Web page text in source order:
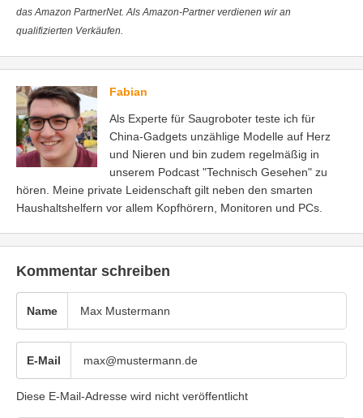
das Amazon PartnerNet. Als Amazon-Partner verdienen wir an
qualifizierten Verkäufen.
Fabian
Als Experte für Saugroboter teste ich für
China-Gadgets unzählige Modelle auf Herz
und Nieren und bin zudem regelmäßig in
unserem Podcast "Technisch Gesehen" zu
hören. Meine private Leidenschaft gilt neben den smarten
Haushaltshelfern vor allem Kopfhörern, Monitoren und PCs.
Kommentar schreiben
Name
E-Mail
Diese E-Mail-Adresse wird nicht veröffentlicht